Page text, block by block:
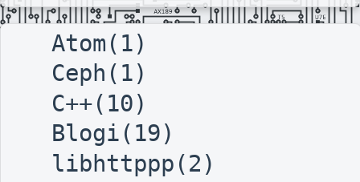
Atom(1)
Ceph(1)
C++(10)
Blogi(19)
libhttppp(2)